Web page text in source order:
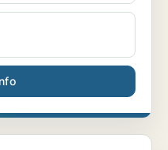
cirkulære ind...